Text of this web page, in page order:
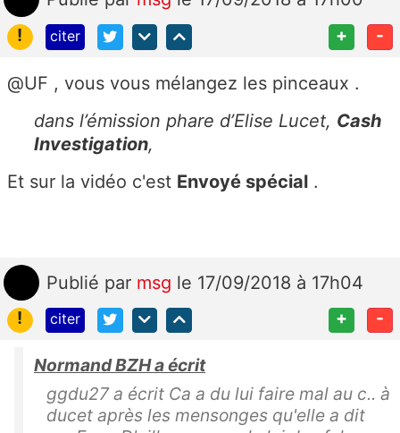
!
citer + -
@UF , vous vous mélangez les pinceaux .
dans l’émission phare d’Elise Lucet, Cash
Investigation,
Et sur la vidéo c'est Envoyé spécial .
Publié par msg le 17/09/2018 à 17h04
!
citer + -
Normand BZH a écrit
ggdu27 a écrit Ca a du lui faire mal au c.. à
ducet après les mensonges qu'elle a dit